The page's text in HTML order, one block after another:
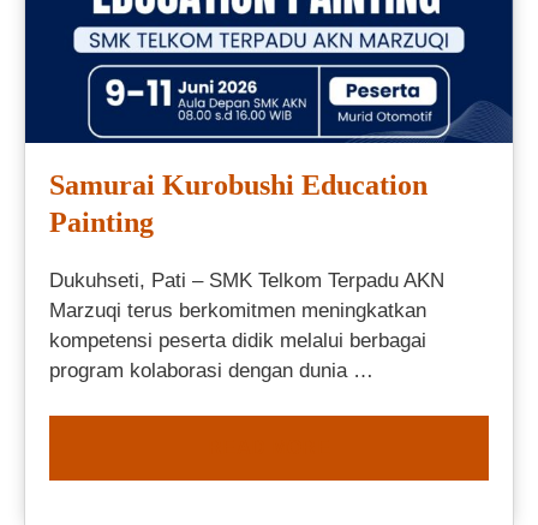
Samurai Kurobushi Education
Painting
Dukuhseti, Pati – SMK Telkom Terpadu AKN
Marzuqi terus berkomitmen meningkatkan
kompetensi peserta didik melalui berbagai
program kolaborasi dengan dunia …